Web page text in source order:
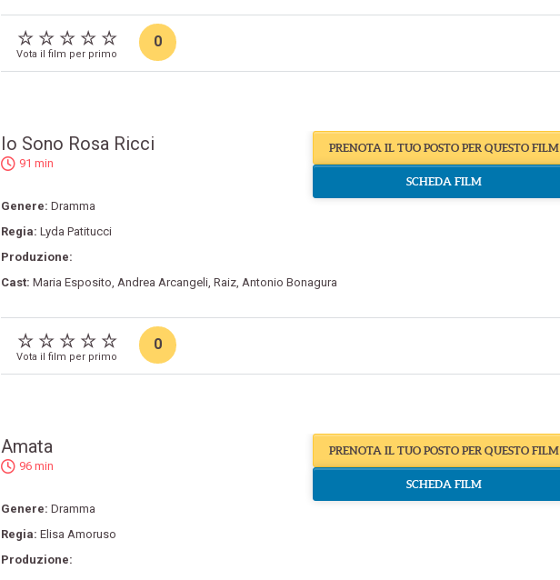
Vota il film per primo
0
Io Sono Rosa Ricci
91 min
Genere: Dramma
Regia: Lyda Patitucci
Produzione:
Cast: Maria Esposito, Andrea Arcangeli, Raiz, Antonio Bonagura
PRENOTA IL TUO POSTO PER QUESTO FILM
SCHEDA FILM
Vota il film per primo
0
Amata
96 min
Genere: Dramma
Regia: Elisa Amoruso
Produzione:
PRENOTA IL TUO POSTO PER QUESTO FILM
SCHEDA FILM